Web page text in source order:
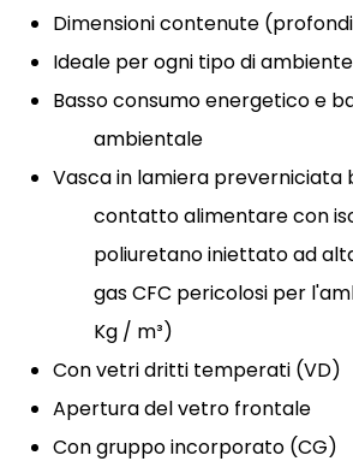
Dimensioni contenute
Ideale per ogni tipo di ambiente
Basso consumo energetico e
ambientale
Vasca in lamiera preverniciata
contatto alimentare con
poliuretano iniettato ad
gas CFC pericolosi per
Kg / m³)
Con vetri dritti temperati (VD)
Apertura del vetro frontale
Con gruppo incorporato (CG)